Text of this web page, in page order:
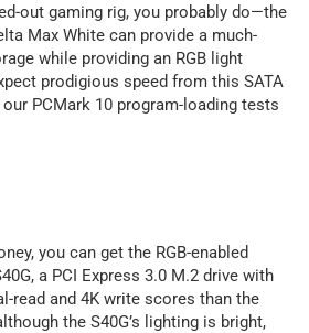
out gaming rig, you probably do—the
Max White can provide a much-
while providing an RGB light
prodigious speed from this SATA
PCMark 10 program-loading tests
you can get the RGB-enabled
a PCI Express 3.0 M.2 drive with
read and 4K write scores than the
the S40G’s lighting is bright,